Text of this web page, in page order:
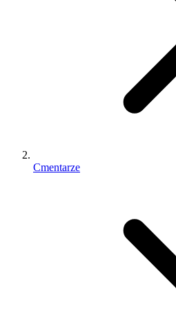
Cmentarze